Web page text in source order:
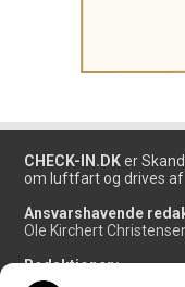
CHECK-IN.DK er
om luftfart og drives af
Ansvarshavende
Ole Kirchert
Redaktionen:
Christian Granhøj